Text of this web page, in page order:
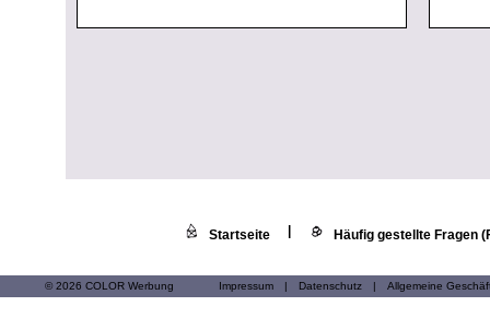
Startseite Häufig gestellte Fragen
© 2026 COLOR Werbung Impressum | Datenschutz | Allgemeine